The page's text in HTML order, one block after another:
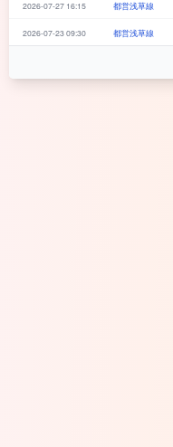
2026-07-27 16:15 都営浅草線
2026-07-23 09:30 都営浅草線